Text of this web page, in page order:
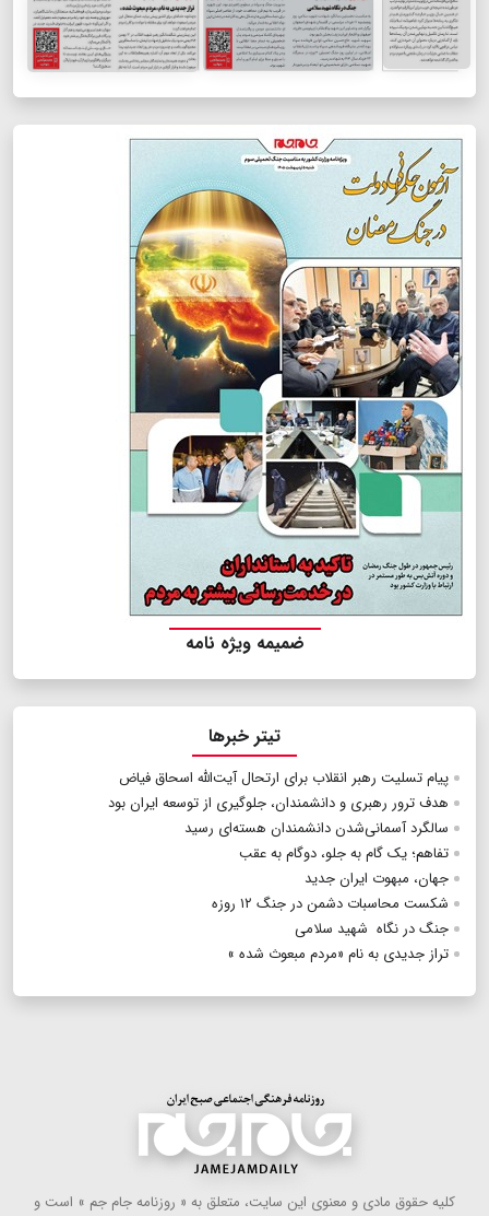
ضمیمه ویژه نامه
تیتر خبرها
پیام تسلیت رهبر انقلاب برای ارتحال آیت‌الله اسحاق فیاض
هدف ترور رهبری و دانشمندان، جلوگیری از توسعه ایران بود
سالگرد آسمانی‌شدن دانشمندان هسته‌ای رسید
تفاهم‌؛ یک گام به جلو، دوگام به عقب
جهان، مبهوت ایران جدید
شکست محاسبات دشمن در جنگ ۱۲ روزه
جنگ در نگاه شهید سلامی
تراز جدیدی به نام «مردم مبعوث شده »
كلیه حقوق مادی و معنوی این سایت، متعلق به « روزنامه جام جم » است و